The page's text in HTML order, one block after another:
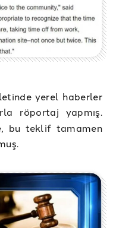
yerel haberler
röportaj yapmış.
bu teklif tamamen